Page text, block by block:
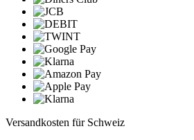
Versandkosten für Schweiz